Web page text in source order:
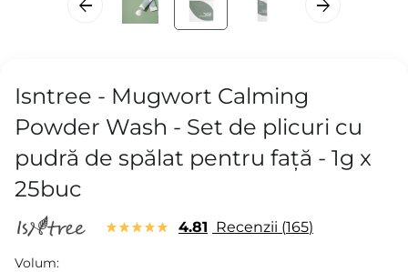
Isntree - Mugwort Calming
Powder Wash - Set de plicuri cu
pudră de spălat pentru față - 1g x
25buc
4.81 Recenzii 165
Volum: